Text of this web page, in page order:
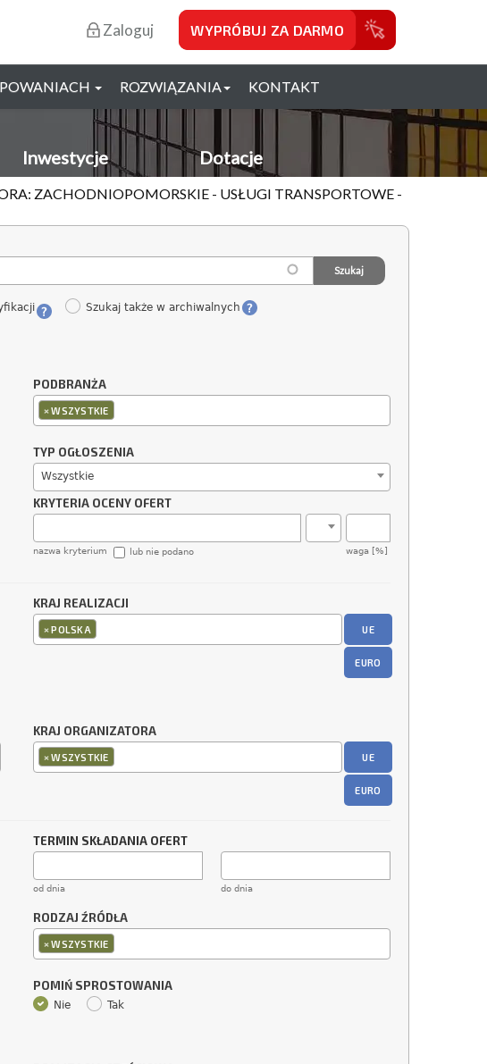
Zaloguj WYPRÓBUJ ZA DARMO
ROZWIĄZANIA KONTAKT
Inwestycje Dotacje
ZACHODNIOPOMORSKIE - USŁUGI TRANSPORTOWE -
Szukaj także w archiwalnych
PODBRANŻA
×WSZYSTKIE
TYP OGŁOSZENIA
Wszystkie
KRYTERIA OCENY OFERT
nazwa kryterium waga [%]
lub nie podano
KRAJ REALIZACJI
×POLSKA UE
EURO
KRAJ ORGANIZATORA
×WSZYSTKIE UE
EURO
TERMIN SKŁADANIA OFERT
od dnia do dnia
RODZAJ ŹRÓDŁA
×WSZYSTKIE
POMIŃ SPROSTOWANIA
Nie Tak